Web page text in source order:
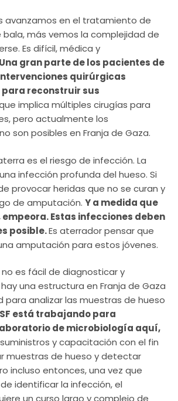
avanzamos en el tratamiento de
más vemos la complejidad de
Es difícil, médica y
Una gran parte de los pacientes de
quirúrgicas
reconstruir sus
implica múltiples cirugías para
pero actualmente los
son posibles en Franja de Gaza.
es el riesgo de infección. La
infección profunda del hueso. Si
provocar heridas que no se curan y
de amputación. Y a medida que
Estas infecciones deben
posible.Es aterrador pensar que
amputación para estos jóvenes.
es fácil de diagnosticar y
una estructura en Franja de Gaza
para analizar las muestras de hueso
está trabajando para
de microbiología aquí,
y capacitación con el fin
muestras de hueso y detectar
incluso entonces, una vez que
identificar la infección, el